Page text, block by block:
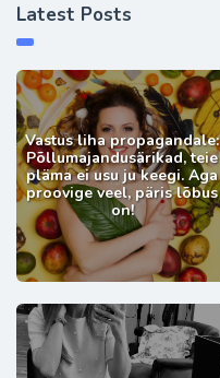
Latest Posts
Vastus liha propagandale:
Põllumajandusärikad, teie
pläma ei usu ju keegi. Aga
proovige veel, päris lõbus
on!